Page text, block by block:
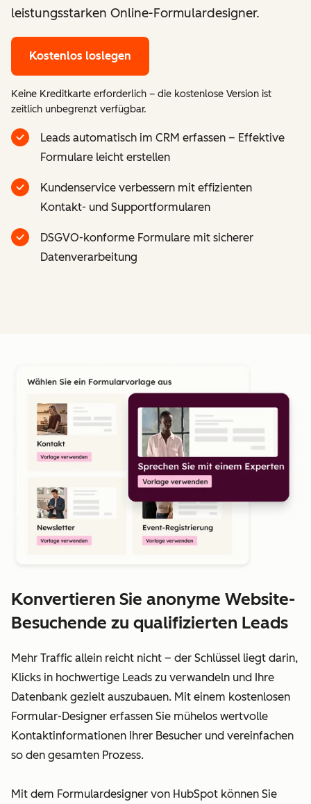
leistungsstarken Online-Formulardesigner.
Kostenlos loslegen
Keine Kreditkarte erforderlich – die kostenlose Version ist
zeitlich unbegrenzt verfügbar.
Leads automatisch im CRM erfassen – Effektive
Formulare leicht erstellen
Kundenservice verbessern mit effizienten
Kontakt- und Supportformularen
DSGVO-konforme Formulare mit sicherer
Datenverarbeitung
Konvertieren Sie anonyme Website-
Besuchende zu qualifizierten Leads
Mehr Traffic allein reicht nicht – der Schlüssel liegt darin,
Klicks in hochwertige Leads zu verwandeln und Ihre
Datenbank gezielt auszubauen. Mit einem kostenlosen
Formular-Designer erfassen Sie mühelos wertvolle
Kontaktinformationen Ihrer Besucher und vereinfachen
so den gesamten Prozess.
Mit dem Formulardesigner von HubSpot können Sie